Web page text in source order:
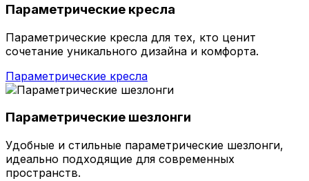
Параметрические кресла
Параметрические кресла для тех, кто ценит
сочетание уникального дизайна и комфорта.
Параметрические кресла
Параметрические шезлонги
Удобные и стильные параметрические шезлонги,
идеально подходящие для современных
пространств.